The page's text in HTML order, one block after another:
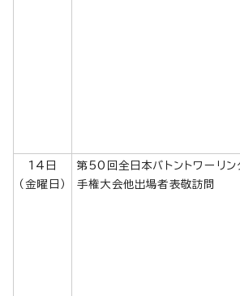
14日
（金曜日）
第50回全日本バトントワーリン
手権大会他出場者表敬訪問